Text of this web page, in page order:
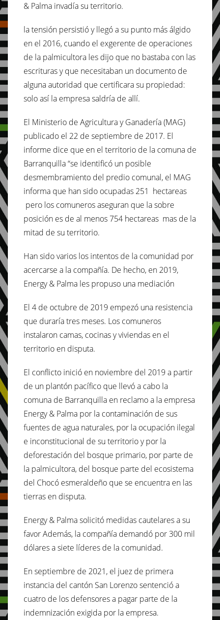
& Palma invadía su territorio.
la tensión persistió y llegó a su punto más álgido
en el 2016, cuando el exgerente de operaciones
de la palmicultora les dijo que no bastaba con las
escrituras y que necesitaban un documento de
alguna autoridad que certificara su propiedad:
solo así la empresa saldría de allí.
El Ministerio de Agricultura y Ganadería (MAG)
publicado el 22 de septiembre de 2017. El
informe dice que en el territorio de la comuna de
Barranquilla “se identificó un posible
desmembramiento del predio comunal, el MAG
informa que han sido ocupadas 251 hectareas
pero los comuneros aseguran que la sobre
posición es de al menos 754 hectareas mas de la
mitad de su territorio.
Han sido varios los intentos de la comunidad por
acercarse a la compañía. De hecho, en 2019,
Energy & Palma les propuso una mediación
El 4 de octubre de 2019 empezó una resistencia
que duraría tres meses. Los comuneros
instalaron camas, cocinas y viviendas en el
territorio en disputa.
El conflicto inició en noviembre del 2019 a partir
de un plantón pacífico que llevó a cabo la
comuna de Barranquilla en reclamo a la empresa
Energy & Palma por la contaminación de sus
fuentes de agua naturales, por la ocupación ilegal
e inconstitucional de su territorio y por la
deforestación del bosque primario, por parte de
la palmicultora, del bosque parte del ecosistema
del Chocó esmeraldeño que se encuentra en las
tierras en disputa.
Energy & Palma solicitó medidas cautelares a su
favor Además, la compañía demandó por 300 mil
dólares a siete líderes de la comunidad.
En septiembre de 2021, el juez de primera
instancia del cantón San Lorenzo sentenció a
cuatro de los defensores a pagar parte de la
indemnización exigida por la empresa.